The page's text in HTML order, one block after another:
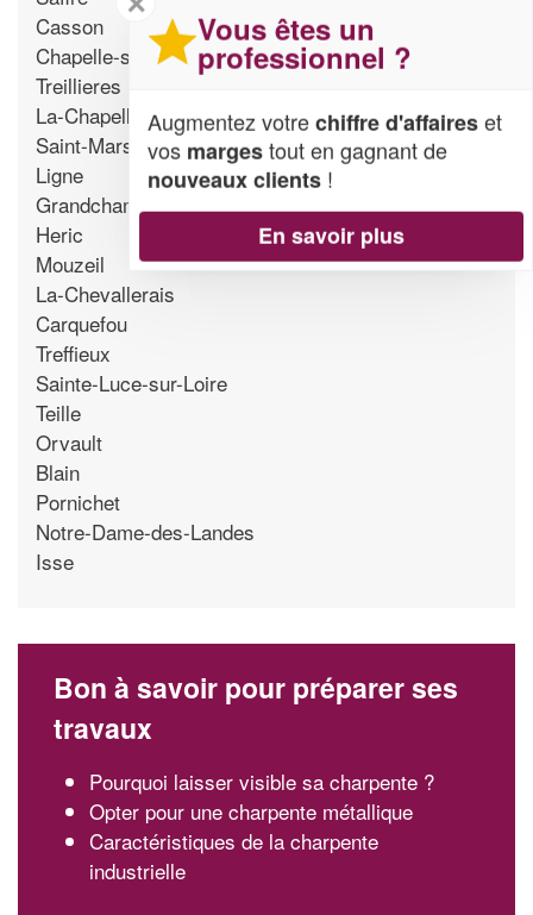
Casson
Chapelle-sur-Erdre
Treillieres
La-Chapelle-sur-Erdre
Saint-Mars-du-Desert
Ligne
Grandchamp-des-Fontaines
Heric
Mouzeil
La-Chevallerais
Carquefou
Treffieux
Sainte-Luce-sur-Loire
Teille
Orvault
Blain
Pornichet
Notre-Dame-des-Landes
Isse
Bon à savoir pour préparer ses
travaux
Pourquoi laisser visible sa charpente ?
Opter pour une charpente métallique
Caractéristiques de la charpente
industrielle
Vous êtes un
professionnel ?
Augmentez votrechiffre d'affaireset
vos margestout en gagnant de
nouveaux clients !
En savoir plus